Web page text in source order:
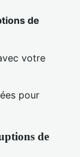
de
votre
pour
de